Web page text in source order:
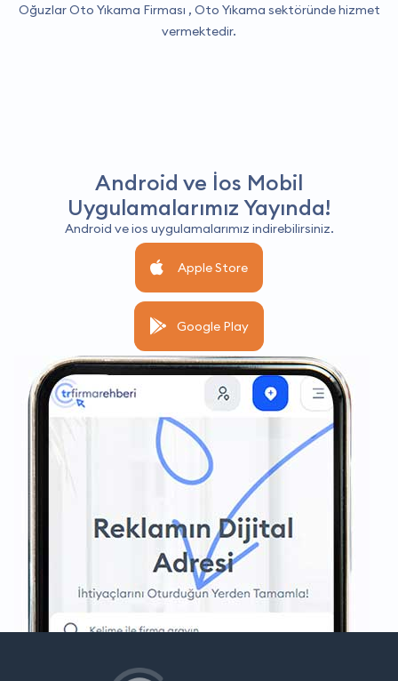
Oğuzlar Oto Yıkama Firması , Oto Yıkama sektöründe hizmet
vermektedir.
Android ve İos Mobil
Uygulamalarımız Yayında!
Android ve ios uygulamalarımız indirebilirsiniz.
Apple Store
Google Play